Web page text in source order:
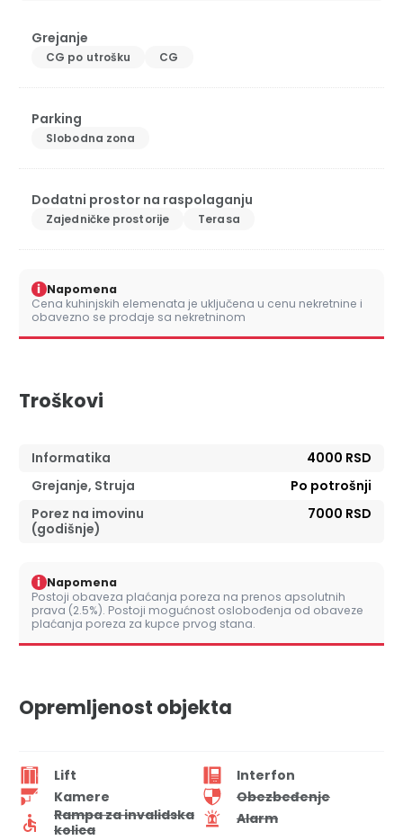
Grejanje
CG po utrošku CG
Parking
Slobodna zona
Dodatni prostor na raspolaganju
Zajedničke prostorije Terasa
i Napomena
Cena kuhinjskih elemenata je uključena u cenu nekretnine i
obavezno se prodaje sa nekretninom
Troškovi
Informatika
4000 RSD
Grejanje, Struja
Po potrošnji
Porez na imovinu
(godišnje)
7000 RSD
i Napomena
Postoji obaveza plaćanja poreza na prenos apsolutnih
prava (2.5%). Postoji mogućnost oslobođenja od obaveze
plaćanja poreza za kupce prvog stana.
Opremljenost objekta
Lift
Interfon
Kamere
Obezbeđenje
Rampa za invalidska
kolica
Alarm